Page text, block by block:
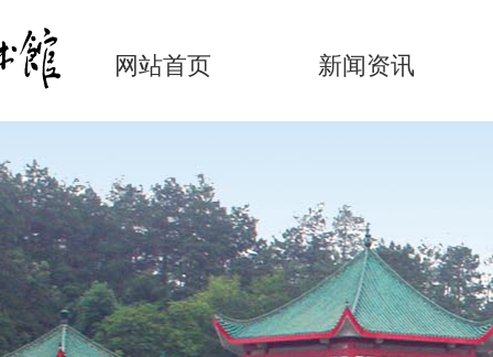
网站首页 新闻资讯